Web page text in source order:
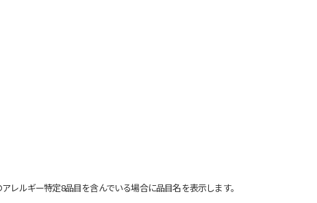
ルギー特定8品目を含んでいる場合に品目名を表示します。